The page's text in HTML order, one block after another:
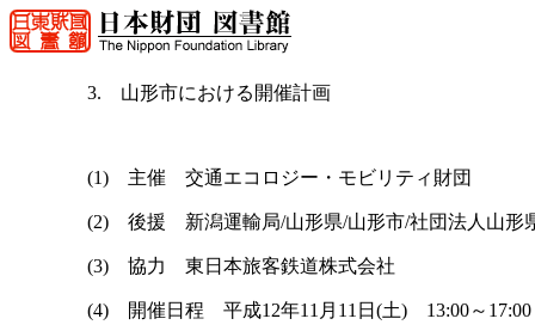
3. 山形市における開催計画
(1) 主催 交通エコロジー・モビリティ財団
(2) 後援 新潟運輸局/山形県/山形市/社団法人山形
(3) 協力 東日本旅客鉄道株式会社
(4) 開催日程 平成12年11月11日(土) 13:00～17:00